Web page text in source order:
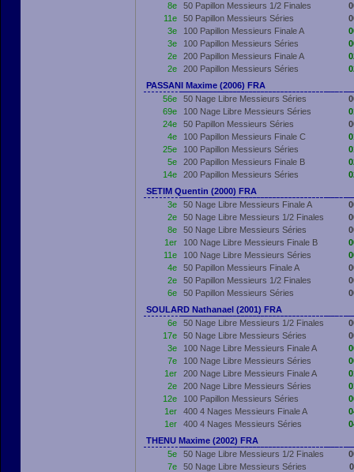
8e
50 Papillon Messieurs 1/2 Finales
11e
50 Papillon Messieurs Séries
3e
100 Papillon Messieurs Finale A
3e
100 Papillon Messieurs Séries
2e
200 Papillon Messieurs Finale A
2e
200 Papillon Messieurs Séries
PASSANI Maxime (2006) FRA
56e
50 Nage Libre Messieurs Séries
69e
100 Nage Libre Messieurs Séries
24e
50 Papillon Messieurs Séries
4e
100 Papillon Messieurs Finale C
25e
100 Papillon Messieurs Séries
5e
200 Papillon Messieurs Finale B
14e
200 Papillon Messieurs Séries
SETIM Quentin (2000) FRA
3e
50 Nage Libre Messieurs Finale A
2e
50 Nage Libre Messieurs 1/2 Finales
8e
50 Nage Libre Messieurs Séries
1er
100 Nage Libre Messieurs Finale B
11e
100 Nage Libre Messieurs Séries
4e
50 Papillon Messieurs Finale A
2e
50 Papillon Messieurs 1/2 Finales
6e
50 Papillon Messieurs Séries
SOULARD Nathanael (2001) FRA
6e
50 Nage Libre Messieurs 1/2 Finales
17e
50 Nage Libre Messieurs Séries
3e
100 Nage Libre Messieurs Finale A
7e
100 Nage Libre Messieurs Séries
1er
200 Nage Libre Messieurs Finale A
2e
200 Nage Libre Messieurs Séries
12e
100 Papillon Messieurs Séries
1er
400 4 Nages Messieurs Finale A
1er
400 4 Nages Messieurs Séries
THENU Maxime (2002) FRA
5e
50 Nage Libre Messieurs 1/2 Finales
7e
50 Nage Libre Messieurs Séries